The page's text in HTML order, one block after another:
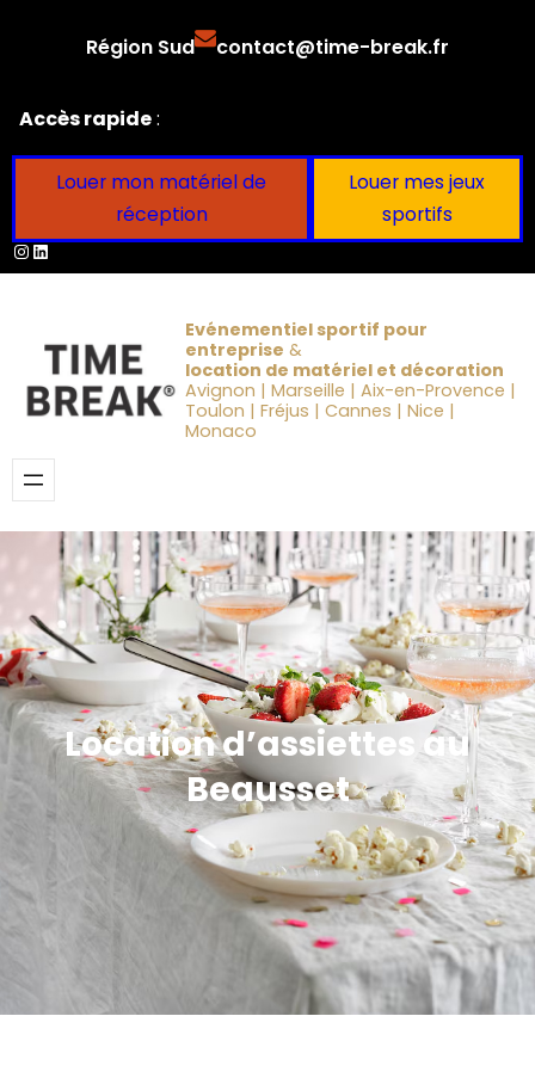
Région Sud contact@time-break.fr
Accès rapide:
Louer mon matériel de
réception
Louer mes jeux
sportifs
Instagram
LinkedIn
Evénementiel sportif pour
entreprise &
location de matériel et décoration
Avignon | Marseille | Aix-en-Provence |
Toulon | Fréjus | Cannes | Nice |
Monaco
Location d’assiettes au
Beausset